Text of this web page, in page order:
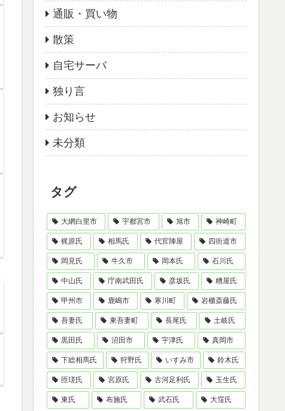
通販・買い物
散策
自宅サーバ
独り言
お知らせ
未分類
タグ
大網白里市 宇都宮市 旭市 神崎町
梶原氏 相馬氏 代官陣屋 四街道市
岡見氏 牛久市 岡本氏 石川氏
中山氏 庁南武田氏 彦坂氏 糟屋氏
甲州市 鹿嶋市 寒川町 岩櫃斎藤氏
吾妻氏 東吾妻町 長尾氏 土岐氏
黒田氏 沼田市 宇津氏 真岡市
下総相馬氏 狩野氏 いすみ市 鈴木氏
匝瑳氏 宮原氏 古河足利氏 玉生氏
東氏 布施氏 武石氏 大窪氏